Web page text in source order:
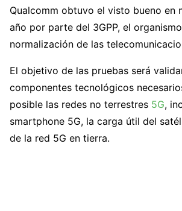
Qualcomm obtuvo el visto bueno en
año por parte del 3GPP, el
normalización de las
El objetivo de las pruebas será
componentes tecnológicos
posible las redes no terrestres 5G,
smartphone 5G, la carga útil del
de la red 5G en tierra.